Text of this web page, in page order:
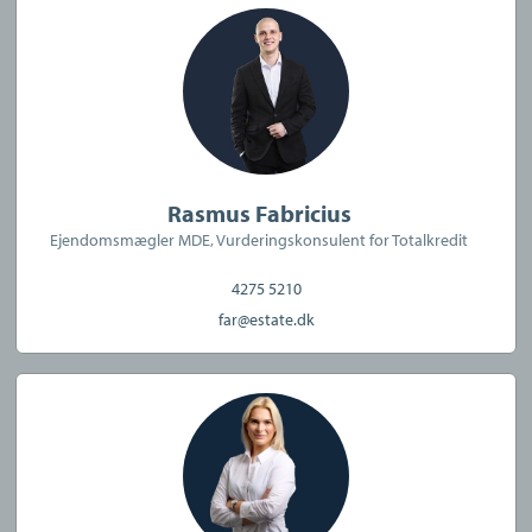
Kontorets centerchef med mange års erfaring i
branchen. Janne sørger for, at alle aftaler, kontrakter og
salgsopstillinger er på plads, og hun binder trådene
sammen, så alt går som det skal. Hun er altid klar på kontoret
for hjælp. Privat bor Janne i et Koch-rækkehus, og bruger
børn og sine to børnebørn.
Uanset om du blot er interesseret i en uforpligtende boligsnak,
skal handle nu og her eller ønsker at planlægge et kommende
boligsalg, glæder vi os til at betjene dig.
Rasmus Fabricius
Ejendomsmægler MDE, Vurderingskonsulent for Totalkredit
4275 5210
far@estate.dk